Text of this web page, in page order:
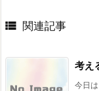
 関連記事
考え
今日